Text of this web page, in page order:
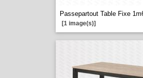
Passepartout Table Fixe
[1 image(s)]